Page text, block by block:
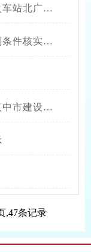
件核实结果公开
结果公开
第一批）》的通知
,47条记录